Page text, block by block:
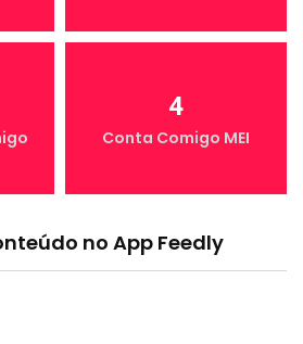
4
Conta Comigo MEI
no App Feedly